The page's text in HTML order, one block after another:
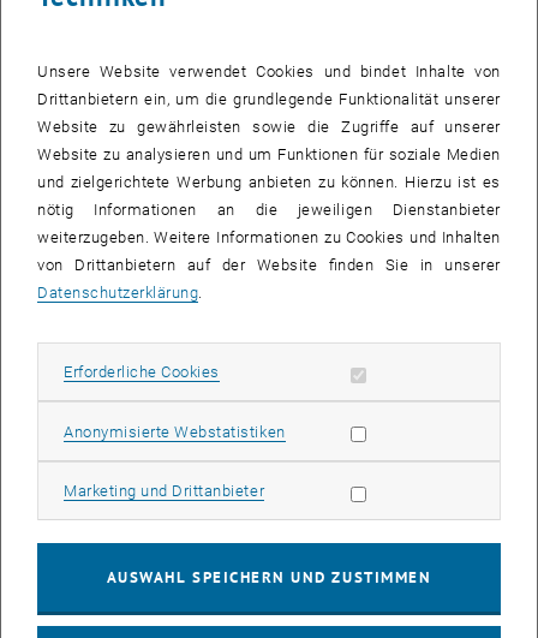
Bild
© Florian Frank
Florian Frank und Leon Seger (Forschungsbereich MOVE) bei der
Florian Frank und Leon Seger (Forschungsbereich MOVE) bei der Best³
Auf der Suche nach einem interessanten, vielseitigen und
zukunftsorientierten Studiengang in Österreich? Dann ist
möglicherweise der Studiengang Raumplanung und
Raumordnung an der TU Wien genau das Richtige!
Von 07. bis 10. März 2024 fand dieBest³ (Österreichs größte
Vertreter_innen aus Lehre, Forschung und Fachschaft interessierten
Besucher_innen einen Einblick in die Vielfalt desStudiums der
Unsere Website verwendet Cookies und bindet Inhalte von
Drittanbietern ein, um die grundlegende Funktionalität unserer
Website zu gewährleisten sowie die Zugriffe auf unserer
Website zu analysieren und um Funktionen für soziale Medien
und zielgerichtete Werbung anbieten zu können. Hierzu ist es
nötig Informationen an die jeweiligen Dienstanbieter
weiterzugeben. Weitere Informationen zu Cookies und Inhalten
von Drittanbietern auf der Website finden Sie in unserer
Datenschutzerklärung
Erforderliche Cookies Erforderliche Cookies zulassen
Anonymisierte WebstatistikenStatistik Cookies zulassen
Marketing und DrittanbieterMarketing Cookies zulassen
AUSWAHL SPEICHERN UND ZUSTIMMEN